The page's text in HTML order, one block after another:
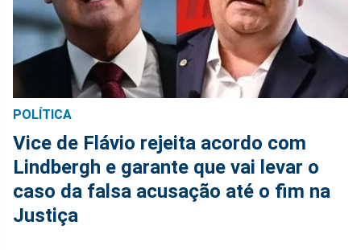
POLÍTICA
Vice de Flávio rejeita acordo com
Lindbergh e garante que vai levar o
caso da falsa acusação até o fim na
Justiça